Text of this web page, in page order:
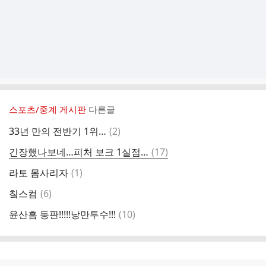
스포츠/중계 게시판 다른글
33년 만의 전반기 1위… 댓
(2)
긴장했나보네…피처 보크 1실점… 댓
글
(17)
라토 몸사리자 댓
(1)
칰스컴 댓
(6)
윤산흠 등판!!!!!낭만투수!!! 댓
(10)